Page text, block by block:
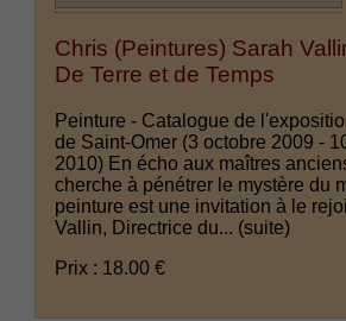
Chris (Peintures) Sarah
De Terre et de Temps
Peinture - Catalogue de
de Saint-Omer (3 octobre 2009 -
2010) En écho aux maîtres
cherche à pénétrer le mystère du
peinture est une invitation à le
Vallin, Directrice du... (suite)
Prix : 18.00 €